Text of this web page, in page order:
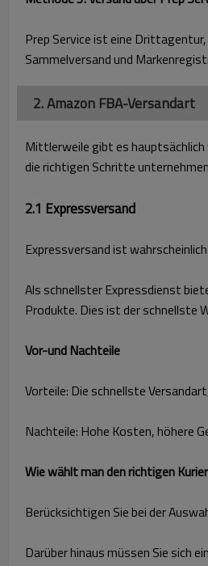
Prep Service ist eine
Sammelversand und
2. Amazon FBA-Versandart
Mittlerweile gibt es hauptsächlich
die richtigen Schritte
2.1 Expressversand
Expressversand ist
Als schnellster Expressdienst
Produkte. Dies ist der schnellste
Vor-und Nachteile
Vorteile: Die schnellste
Nachteile: Hohe Kosten, höhere
Wie wählt man den richtigen
Berücksichtigen Sie bei der
Darüber hinaus müssen Sie sich